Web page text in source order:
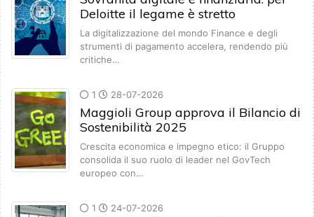
Deloitte il legame è stretto
La digitalizzazione del mondo Finance e degli
strumenti di pagamento accelera, rendendo più
critiche…
1 28-07-2026
Maggioli Group approva il Bilancio di
Sostenibilità 2025
Crescita economica e impegno etico: il Gruppo
consolida il suo ruolo di leader nel GovTech
europeo con…
1 24-07-2026